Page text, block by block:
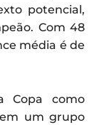
potencial,
Com 48
média é de
Copa como
um grupo